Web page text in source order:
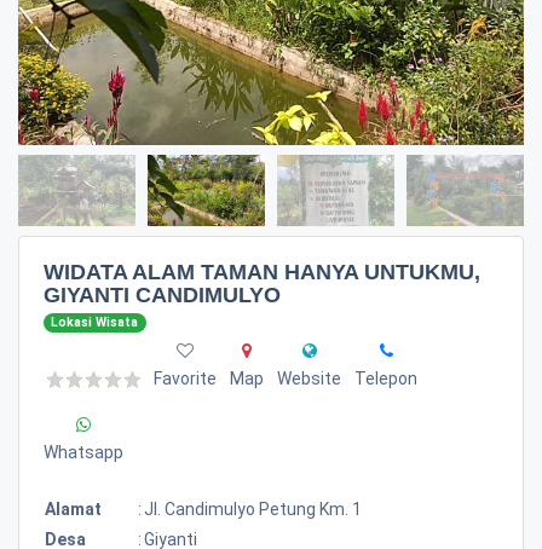
WIDATA ALAM TAMAN HANYA UNTUKMU,
GIYANTI CANDIMULYO
Lokasi Wisata
Favorite Map Website Telepon
Whatsapp
Alamat : Jl. Candimulyo Petung Km. 1
Desa
:Giyanti